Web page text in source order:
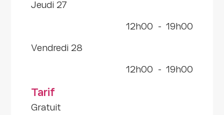
jeudi 27
12h00 - 19h00
vendredi 28
12h00 - 19h00
Tarif
Gratuit